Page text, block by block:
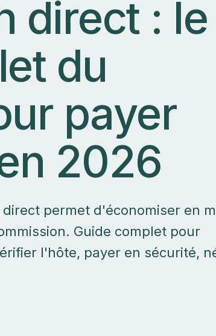
direct : le
du
payer
2026
permet d'économiser en
Guide complet pour
l'hôte, payer en sécurité,